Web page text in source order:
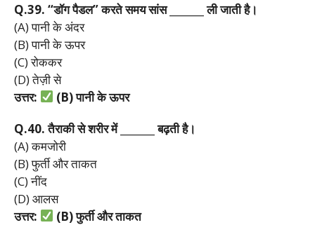
Q.39. “डॉगपैडल”करतेसमयसांस _______लीजातीहै।
(A) पानी के अंदर
(B) पानी के ऊपर
(C) रोककर
(D) तेज़ी से
उत्तर:
(B)पानीकेऊपर
Q.40.तैराकीसेशरीरमें _______बढ़तीहै।
(A) कमजोरी
(B) फुर्ती और ताकत
(C) नींद
(D) आलस
उत्तर:
(B)फुर्तीऔरताकत